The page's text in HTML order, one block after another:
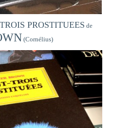
PROSTITUEES de
(Cornélius)